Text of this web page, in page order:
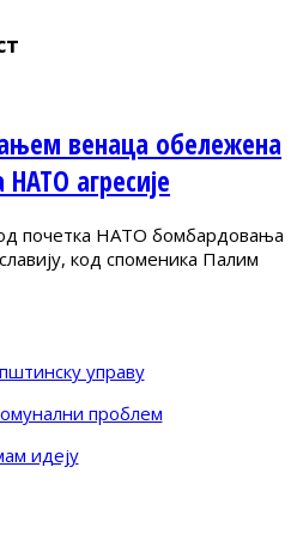
венаца обележена
агресије
почетка НАТО бомбардовања
код споменика Палим
управу
проблем
идеју